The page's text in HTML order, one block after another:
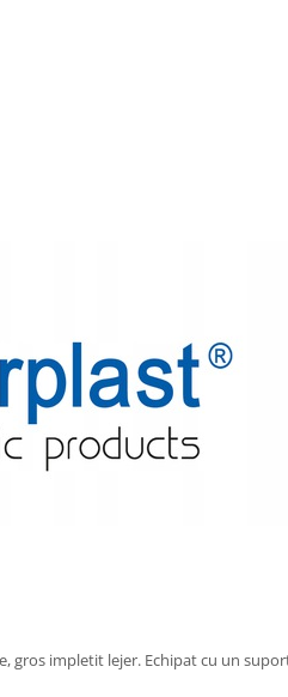
gros impletit lejer. Echipat cu un